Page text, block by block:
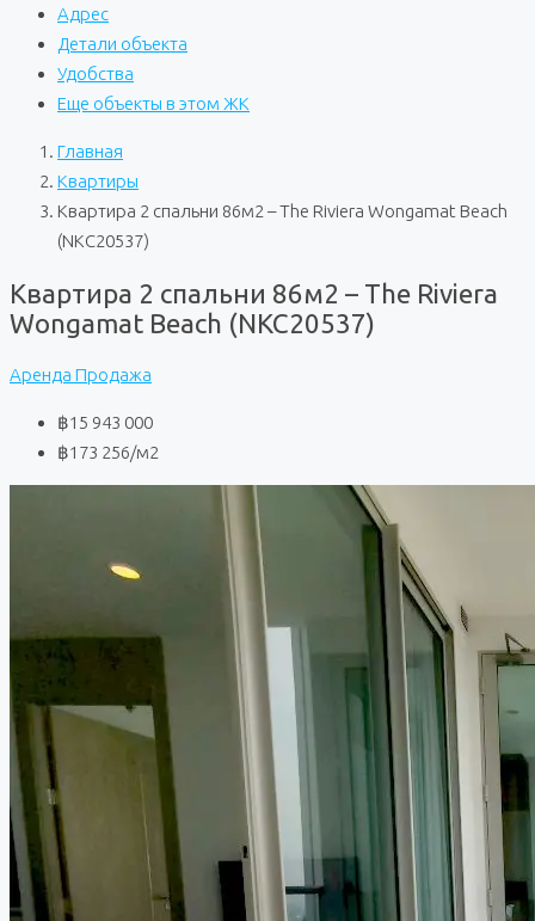
Адрес
Детали объекта
Удобства
Еще объекты в этом ЖК
Главная
Квартиры
Квартира 2 спальни 86м2 – The Riviera Wongamat Beach
(NKC20537)
Квартира 2 спальни 86м2 – The Riviera
Wongamat Beach (NKC20537)
Аренда Продажа
฿15 943 000
฿173 256/м2